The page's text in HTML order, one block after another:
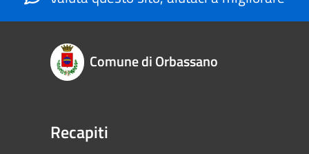
Comune di Orbassano
Recapiti